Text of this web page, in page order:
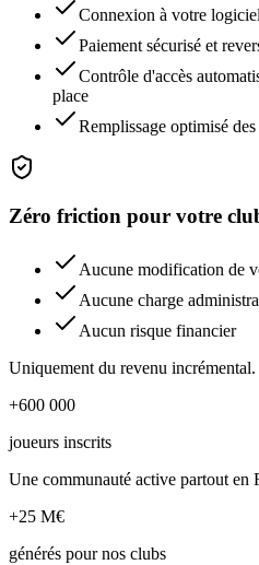
Connexion à votre
Paiement sécurisé et
Contrôle d'accès
place
Remplissage optimisé des
Zéro friction pour votre
Aucune modification de
Aucune charge
Aucun risque financier
Uniquement du revenu incrémental.
+600 000
joueurs inscrits
Une communauté active partout en
+25 M€
générés pour nos clubs